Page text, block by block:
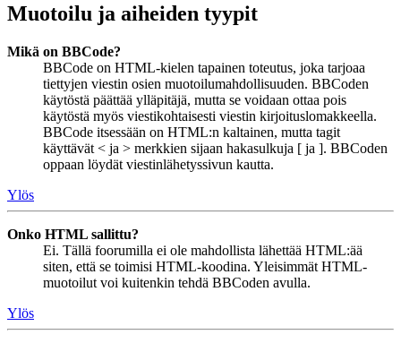
Muotoilu ja aiheiden tyypit
Mikä on BBCode?
BBCode on HTML-kielen tapainen toteutus, joka tarjoaa
tiettyjen viestin osien muotoilumahdollisuuden. BBCoden
käytöstä päättää ylläpitäjä, mutta se voidaan ottaa pois
käytöstä myös viestikohtaisesti viestin kirjoituslomakkeella.
BBCode itsessään on HTML:n kaltainen, mutta tagit
käyttävät < ja > merkkien sijaan hakasulkuja [ ja ]. BBCoden
oppaan löydät viestinlähetyssivun kautta.
Ylös
Onko HTML sallittu?
Ei. Tällä foorumilla ei ole mahdollista lähettää HTML:ää
siten, että se toimisi HTML-koodina. Yleisimmät HTML-
muotoilut voi kuitenkin tehdä BBCoden avulla.
Ylös